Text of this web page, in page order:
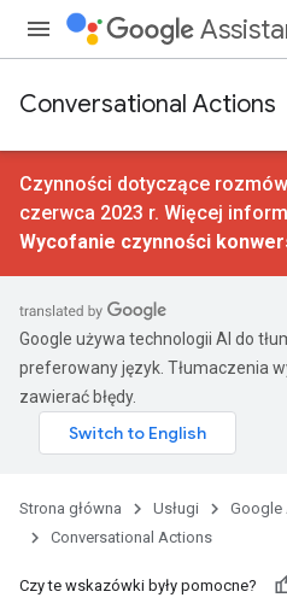
Conversational Actions
Czynności dotyczące
czerwca 2023 r. Więcej
Wycofanie czynności
Google używa technologii AI do
preferowany język. Tłumaczenia
zawierać błędy.
Strona główna Usługi Google
Conversational Actions
Czy te wskazówki były pomocne?